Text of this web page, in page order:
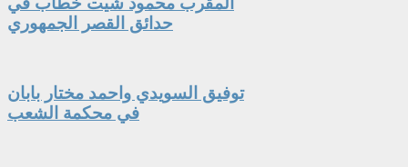
حدائق القصر الجمهوري
توفيق السويدي واحمد مختار بابان
في محكمة الشعب